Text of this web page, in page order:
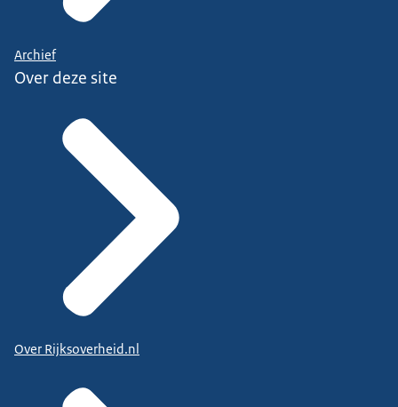
Archief
Over deze site
Over Rijksoverheid.nl